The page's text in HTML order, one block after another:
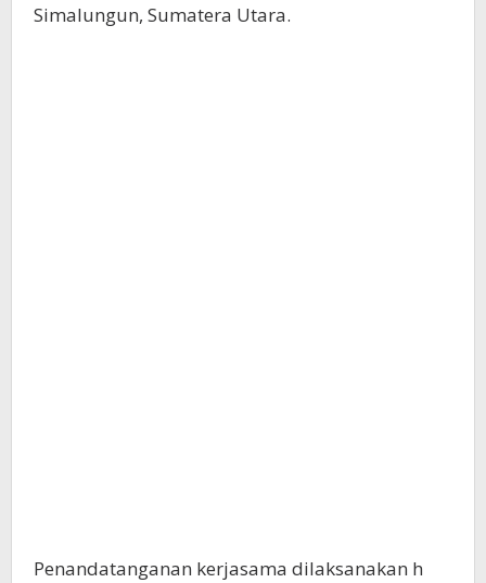
Simalungun, Sumatera Utara.
Penandatanganan kerjasama dilaksanakan h